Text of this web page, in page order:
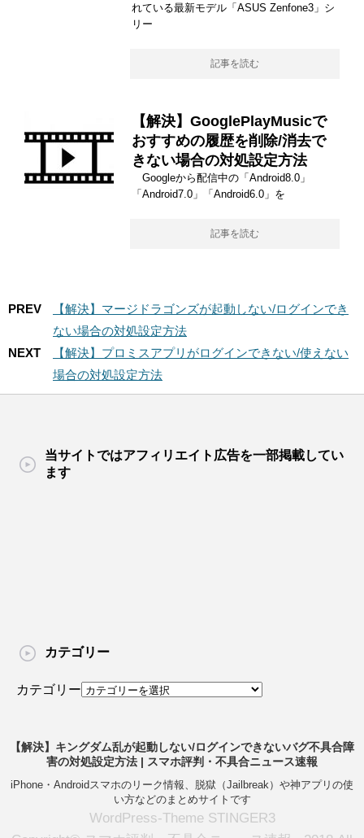
れている最新モデル「ASUS Zenfone3」シ
リー
記事を読む
【解決】GooglePlayMusicで
おすすめの履歴を削除/消去で
きない場合の対処設定方法
Googleから配信中の「Android8.0」
「Android7.0」「Android6.0」を
記事を読む
PREV
【解決】マージドラゴンズが起動しない/ログインでき
ない場合の対処設定方法
NEXT
【解決】プロミスアプリがログインできない/使えない
場合の対処設定方法
当サイトではアフィリエイト広告を一部掲載してい
ます
カテゴリー
カテゴリー
【解決】キングダム乱が起動しない/ログインできないバグ不具合障
害の対処設定方法 | スマホ評判・不具合ニュース速報
iPhone・Androidスマホのリーク情報、脱獄（Jailbreak）や神アプリの使
い方などのまとめサイトです
WordPress-Theme STINGER3